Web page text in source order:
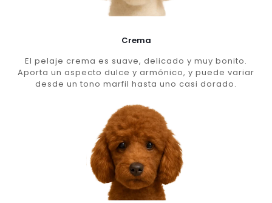
Crema
El pelaje crema es suave, delicado y muy bonito.
Aporta un aspecto dulce y armónico, y puede variar
desde un tono marfil hasta uno casi dorado.